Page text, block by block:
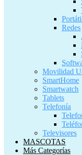
Redes
Movilidad
SmartHome
Smartwatch
Tablets
Telefonía
Televisores
MASCOTAS
Más Categorías